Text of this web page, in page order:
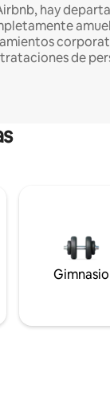
hay
de
Gimnasio